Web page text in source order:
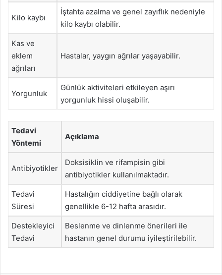
Kilo kaybı
İştahta azalma ve genel zayıflık nedeniyle
kilo kaybı olabilir.
Kas ve
eklem
ağrıları
Hastalar, yaygın ağrılar yaşayabilir.
Yorgunluk
Günlük aktiviteleri etkileyen aşırı
yorgunluk hissi oluşabilir.
Tedavi
Yöntemi
Açıklama
Antibiyotikler
Doksisiklin ve rifampisin gibi
antibiyotikler kullanılmaktadır.
Tedavi
Süresi
Hastalığın ciddiyetine bağlı olarak
genellikle 6-12 hafta arasıdır.
Destekleyici
Tedavi
Beslenme ve dinlenme önerileri ile
hastanın genel durumu iyileştirilebilir.